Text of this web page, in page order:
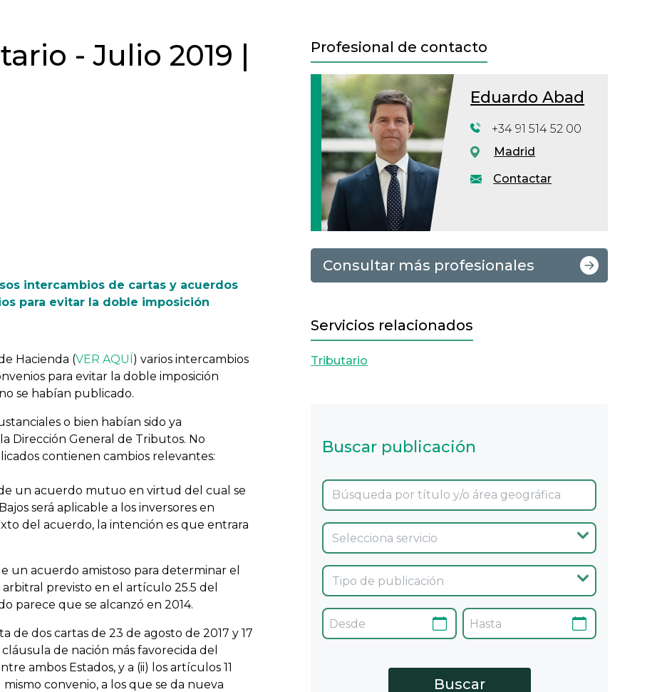
- Julio 2019 |
intercambios de cartas y acuerdos
para evitar la doble imposición
Hacienda (VER AQUÍ) varios intercambios
para evitar la doble imposición
se habían publicado.
o bien habían sido ya
Dirección General de Tributos. No
contienen cambios relevantes:
un acuerdo mutuo en virtud del cual se
será aplicable a los inversores en
del acuerdo, la intención es que entrara
un acuerdo amistoso para determinar el
previsto en el artículo 25.5 del
parece que se alcanzó en 2014.
de dos cartas de 23 de agosto de 2017 y 17
de nación más favorecida del
ambos Estados, y a (ii) los artículos 11
convenio, a los que se da nueva
Profesional de contacto
Eduardo Abad
Contactar
+34 91 514 52 00
Madrid
Consultar más profesionales
Servicios relacionados
Tributario
Buscar publicación